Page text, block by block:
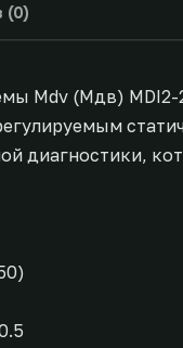
(0)
Mdv (Мдв)
диагностики,